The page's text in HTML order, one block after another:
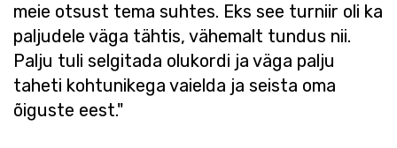
meie otsust tema suhtes. Eks see turniir oli ka
paljudele väga tähtis, vähemalt tundus nii.
Palju tuli selgitada olukordi ja väga palju
taheti kohtunikega vaielda ja seista oma
õiguste eest."